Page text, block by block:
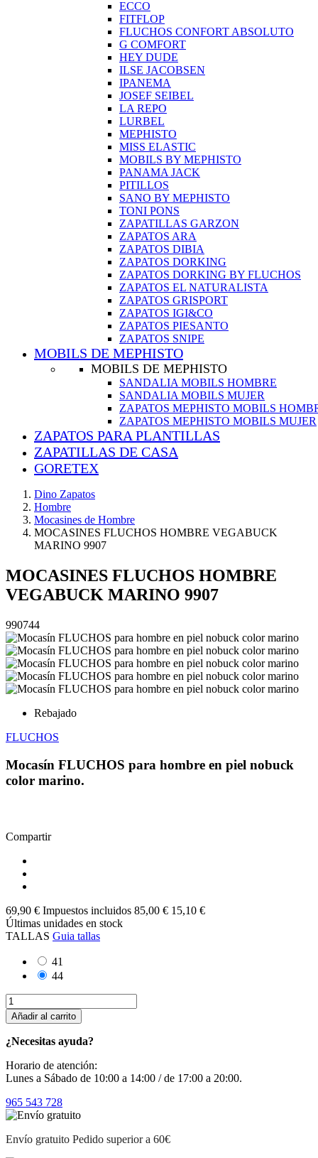
ECCO
FITFLOP
FLUCHOS CONFORT ABSOLUTO
G COMFORT
HEY DUDE
ILSE JACOBSEN
IPANEMA
JOSEF SEIBEL
LA REPO
LURBEL
MEPHISTO
MISS ELASTIC
MOBILS BY MEPHISTO
PANAMA JACK
PITILLOS
SANO BY MEPHISTO
TONI PONS
ZAPATILLAS GARZON
ZAPATOS ARA
ZAPATOS DIBIA
ZAPATOS DORKING
ZAPATOS DORKING BY FLUCHOS
ZAPATOS EL NATURALISTA
ZAPATOS GRISPORT
ZAPATOS IGI&CO
ZAPATOS PIESANTO
ZAPATOS SNIPE
MOBILS DE MEPHISTO
MOBILS DE MEPHISTO
SANDALIA MOBILS HOMBRE
SANDALIA MOBILS MUJER
ZAPATOS MEPHISTO MOBILS
ZAPATOS MEPHISTO MOBILS MUJER
ZAPATOS PARA PLANTILLAS
ZAPATILLAS DE CASA
GORETEX
Dino Zapatos
Hombre
Mocasines de Hombre
MOCASINES FLUCHOS HOMBRE VEGABUCK
MARINO 9907
MOCASINES FLUCHOS HOMBRE
VEGABUCK MARINO 9907
990744
Rebajado
FLUCHOS
Mocasín FLUCHOS para hombre en piel nobuck
color marino.
Compartir
69,90 € Impuestos incluidos 85,00 € 15,10 €
Últimas unidades en stock
TALLAS Guia tallas
41
44
Añadir al carrito
¿Necesitas ayuda?
Horario de atención:
Lunes a Sábado de 10:00 a 14:00 / de 17:00 a 20:00.
965 543 728
Envío gratuito Pedido superior a 60€